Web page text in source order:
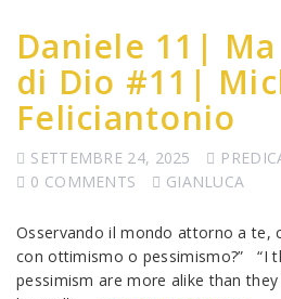
Daniele 11|
di Dio #11|
Feliciantonio
SETTEMBRE 24, 2025
0 COMMENTS
GIANLUCA
Osservando il mondo attorno a te,
con ottimismo o pessimismo?” “I
pessimism are more alike than they